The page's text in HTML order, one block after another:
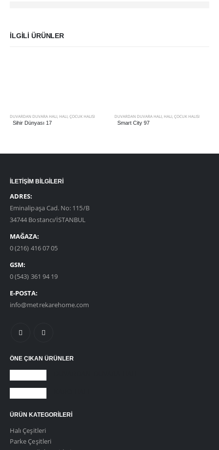
İLGILI ÜRÜNLER
DUVARDAN DUVARA HALI, HALI, ÇOCUK HALISI
Sihir Dünyası 17
DUVARDAN DUVARA HALI, HALI, ÇOCUK HALISI
Smart City 97
İLETİŞİM BİLGİLERİ
ADRES:
Eminalipaşa Cad. No: 115/B
34744 Bostancı/İSTANBUL
MAĞAZA:
0 (216) 416 07 05
GSM:
0 (543) 361 94 19
E-POSTA:
info@metrekarehome.com
ÖNE ÇIKAN ÜRÜNLER
ÜRÜN KATEGORILERI
Halı Çeşitleri
Parke Çeşitleri